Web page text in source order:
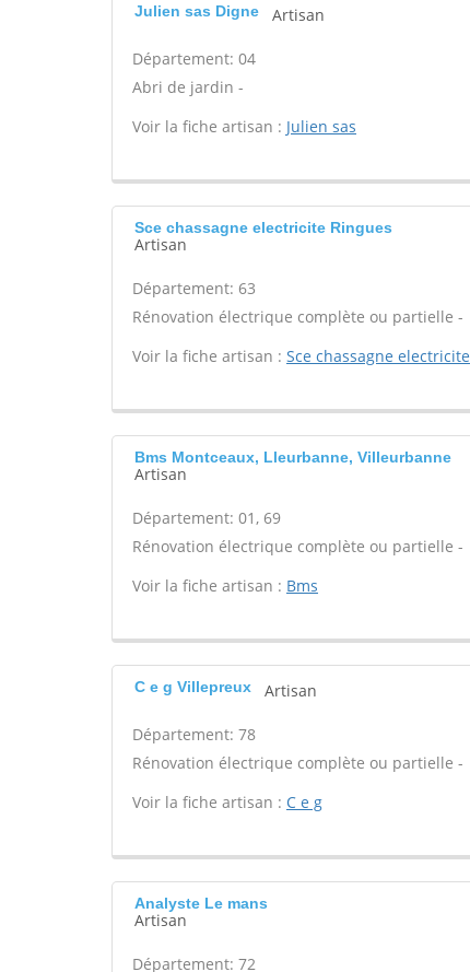
Julien sas Digne Artisan
Département: 04
Abri de jardin -
Voir la fiche artisan : Julien sas
Sce chassagne electricite Ringues
Artisan
Département: 63
Rénovation électrique complète ou partielle -
Voir la fiche artisan : Sce chassagne electricite
Bms Montceaux, Lleurbanne, Villeurbanne
Artisan
Département: 01, 69
Rénovation électrique complète ou partielle -
Voir la fiche artisan : Bms
C e g Villepreux Artisan
Département: 78
Rénovation électrique complète ou partielle -
Voir la fiche artisan : C e g
Analyste Le mans
Artisan
Département: 72